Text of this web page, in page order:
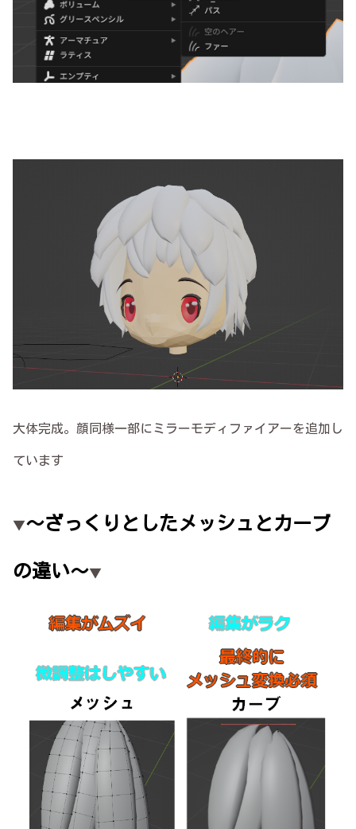
大体完成。顔同様一部にミラーモディファイアーを追加し
ています
▼～ざっくりとしたメッシュとカーブ
の違い～▼